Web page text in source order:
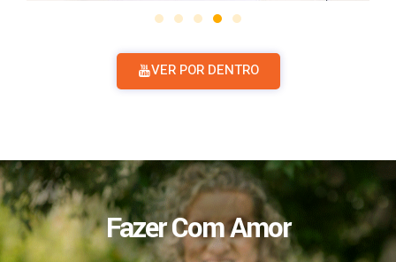
VER POR DENTRO
Fazer Com Amor